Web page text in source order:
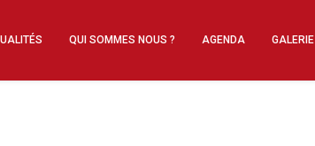
QUI SOMMES NOUS ? AGENDA GALERIE